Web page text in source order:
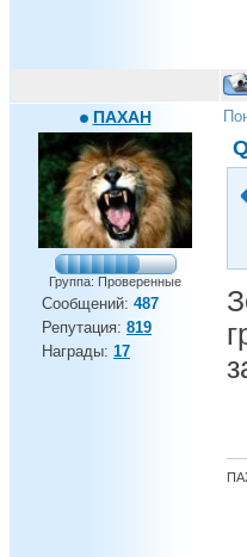
ПАХАН
Группа: Проверенные
Сообщений: 487
Репутация: 819
Награды: 17